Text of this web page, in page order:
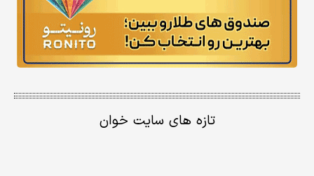
تازه های سایت خوان